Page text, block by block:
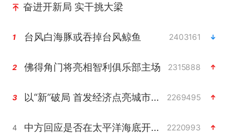
奋进开新局 实干挑大梁
1 台风白海豚或吞掉台风鲸鱼 2403161
2 佛得角门将亮相智利俱乐部主场 2315888
3 以“新”破局 首发经济点亮城市消费活力 2269495
4 中方回应是否在太平洋海底开采稀土 2220993